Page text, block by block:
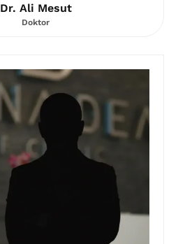
Dr. Ali Mesut
Doktor